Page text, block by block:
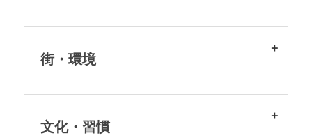
街・環境
文化・習慣